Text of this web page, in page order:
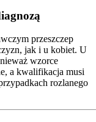
przeszczep
jak i u kobiet. U
wzorce
a kwalifikacja musi
rozlanego